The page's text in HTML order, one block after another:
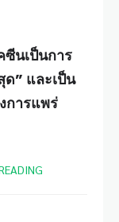
นเป็นการ
” และเป็น
การแพร่